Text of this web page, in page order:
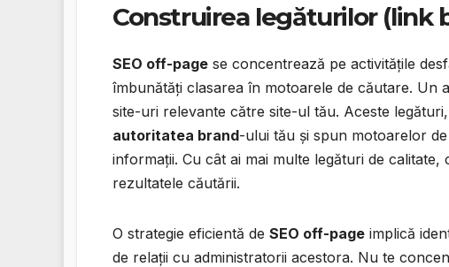
Construirea legăturilor (link
SEO off-page se concentrează pe activitățile
îmbunătăți clasarea în motoarele de căutare. Un
site-uri relevante către site-ul tău. Aceste
autoritatea brand-ului tău și spun motoarelor
informații. Cu cât ai mai multe legături de
rezultatele căutării.
O strategie eficientă de SEO off-page implică
de relații cu administratorii acestora. Nu te